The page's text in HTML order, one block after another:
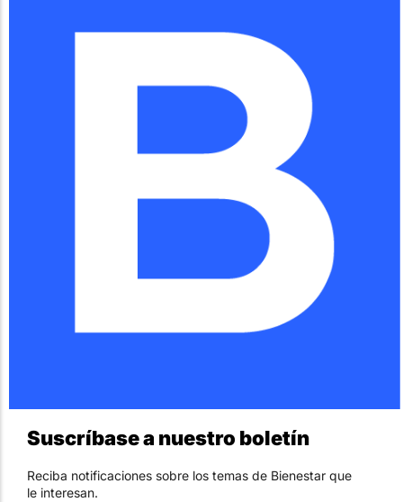
Suscríbase a nuestro boletín
Reciba notificaciones sobre los temas de Bienestar que
le interesan.